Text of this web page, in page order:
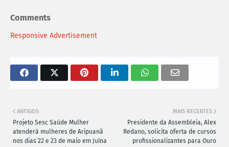
Comments
Responsive Advertisement
MAIS RECENTES
Presidente da Assembleia, Alex
Redano, solicita oferta de cursos
profissionalizantes para Ouro
ANTIGOS
Projeto Sesc Saúde Mulher
atenderá mulheres de Aripuanã
nos dias 22 e 23 de maio em Juína